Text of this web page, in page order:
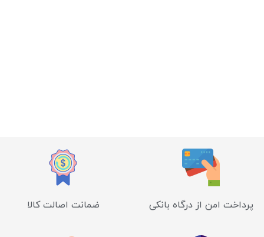
پرداخت امن از درگاه بانکی ضمانت اصالت کالا